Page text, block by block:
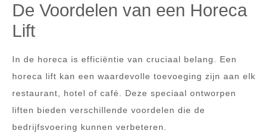
De Voordelen van een Horeca
Lift
In de horeca is efficiëntie van cruciaal belang. Een
horeca lift kan een waardevolle toevoeging zijn aan elk
restaurant, hotel of café. Deze speciaal ontworpen
liften bieden verschillende voordelen die de
bedrijfsvoering kunnen verbeteren.